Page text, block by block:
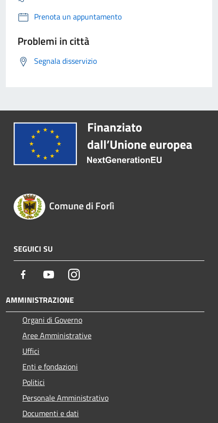
Prenota un appuntamento
Problemi in città
Segnala disservizio
Comune di Forlì
SEGUICI SU
Facebook YoutubeInstagram
AMMINISTRAZIONE
Organi di Governo
Aree Amministrative
Uffici
Enti e fondazioni
Politici
Personale Amministrativo
Documenti e dati